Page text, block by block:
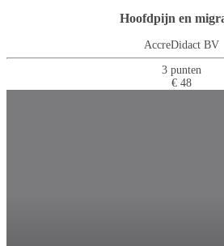
Hoofdpijn en
AccreDidact BV
3 punten
€ 48